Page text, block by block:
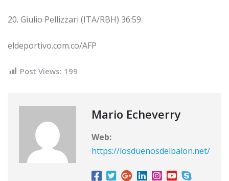
20. Giulio Pellizzari (ITA/RBH) 36:59.
eldeportivo.com.co/AFP
Post Views: 199
Mario Echeverry
Web:
https://losduenosdelbalon.net/